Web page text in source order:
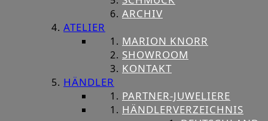
ARCHIV
ATELIER
MARION KNORR
SHOWROOM
KONTAKT
HÄNDLER
PARTNER-JUWELIERE
HÄNDLERVERZEICHNIS